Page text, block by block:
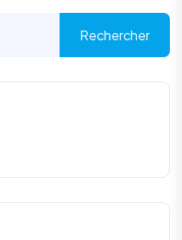
Rechercher